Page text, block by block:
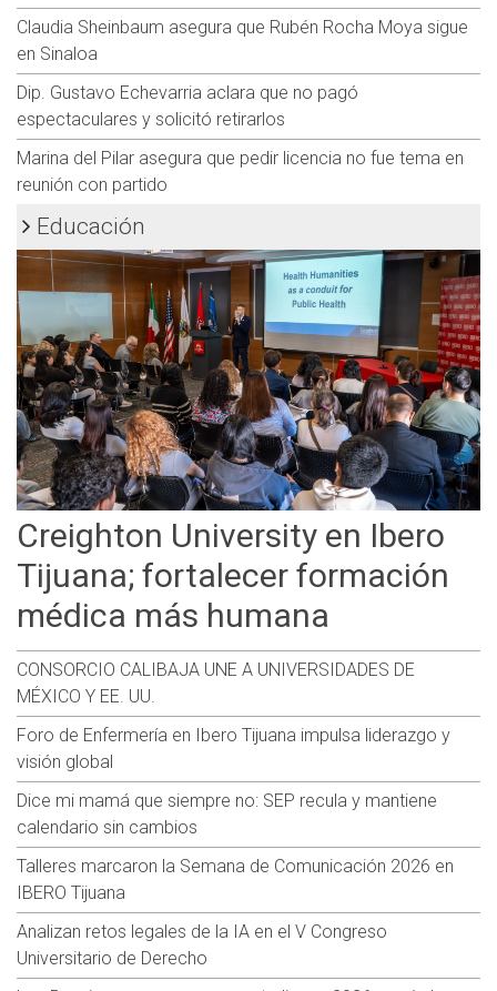
Claudia Sheinbaum asegura que Rubén Rocha Moya sigue
en Sinaloa
Dip. Gustavo Echevarria aclara que no pagó
espectaculares y solicitó retirarlos
Marina del Pilar asegura que pedir licencia no fue tema en
reunión con partido
Educación
Creighton University en Ibero
Tijuana; fortalecer formación
médica más humana
CONSORCIO CALIBAJA UNE A UNIVERSIDADES DE
MÉXICO Y EE. UU.
Foro de Enfermería en Ibero Tijuana impulsa liderazgo y
visión global
Dice mi mamá que siempre no: SEP recula y mantiene
calendario sin cambios
Talleres marcaron la Semana de Comunicación 2026 en
IBERO Tijuana
Analizan retos legales de la IA en el V Congreso
Universitario de Derecho